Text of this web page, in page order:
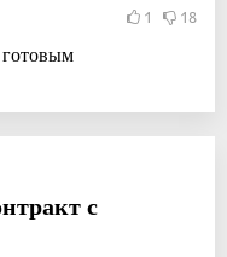
1 18
с